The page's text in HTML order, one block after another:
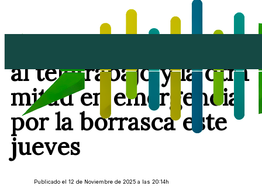
al teletrabajo y la otra
mitad en emergencia
por la borrasca este
jueves
Publicado el 12 de Noviembre de 2025 a las 20:14h